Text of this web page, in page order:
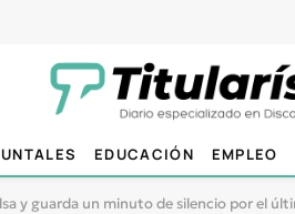
EDUCACIÓN EMPLEO
y guarda un minuto de silencio por el